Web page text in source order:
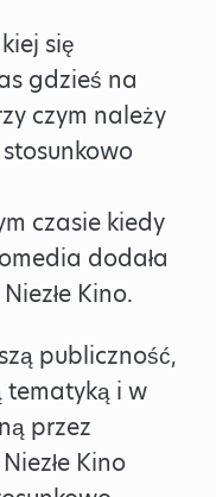
się
gdzieś na
czym należy
czasie kiedy
dodała
Kino.
publiczność,
tematyką i w
przez
Kino